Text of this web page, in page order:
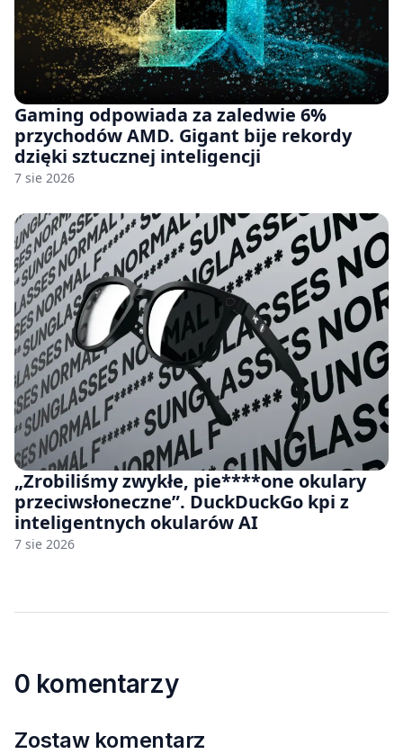
Gaming odpowiada za zaledwie 6%
przychodów AMD. Gigant bije rekordy
dzięki sztucznej inteligencji
7 sie 2026
„Zrobiliśmy zwykłe, pie****one okulary
przeciwsłoneczne”. DuckDuckGo kpi z
inteligentnych okularów AI
7 sie 2026
0 komentarzy
Zostaw komentarz